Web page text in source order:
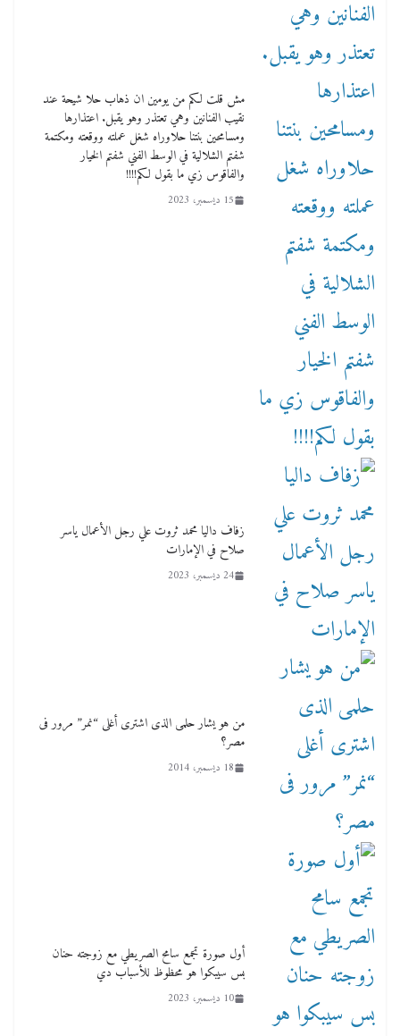
مش قلت لكم من يومين ان ذهاب حلا شيحة عند
نقيب الفنانين وهي تعتذر وهو يقبل. اعتذارها
ومسامحين بنتنا حلاوراه شغل عملته ووقعته ومكتمة
شفتم الشلالية في الوسط الفني شفتم الخيار
والفاقوس زي ما بقول لكم!!!!
15 ديسمبر، 2023
زفاف داليا محمد ثروت علي رجل الأعمال ياسر
صلاح في الإمارات
24 ديسمبر، 2023
من هو يشار حلمى الذى اشترى أغلى “نمر” مرور فى
مصر؟
18 ديسمبر، 2014
أول صورة تجمع سامح الصريطي مع زوجته حنان
بس سيبكوا هو محظوظ للأسباب دي
10 ديسمبر، 2023